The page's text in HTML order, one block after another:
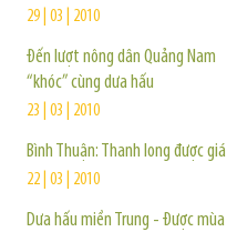
29 | 03 | 2010
Đến lượt nông dân Quảng Nam
“khóc” cùng dưa hấu
23 | 03 | 2010
Bình Thuận: Thanh long được giá
22 | 03 | 2010
Dưa hấu miền Trung - Được mùa